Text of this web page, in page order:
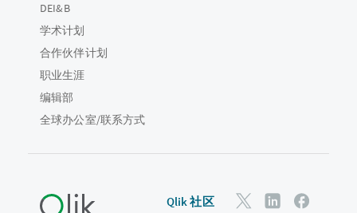
DEI&B
学术计划
合作伙伴计划
职业生涯
编辑部
全球办公室/联系方式
Qlik 社区